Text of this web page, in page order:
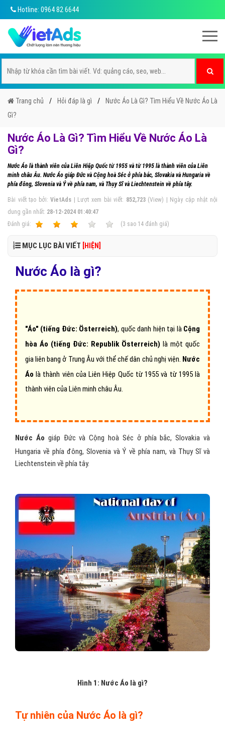
Hotline: 0964 82 6644
Trang chủ Hỏi đáp là gì
Nước Áo Là Gì? Tìm Hiểu Về Nước Áo Là
Gì?
Nước Áo Là Gì? Tìm Hiểu Về Nước Áo Là
Gì?
Nước Áo là thành viên của Liên Hiệp Quốc từ 1955 và từ 1995 là thành viên của Liên
minh châu Âu. Nước Áo giáp Đức và Cộng hoà Séc ở phía bắc, Slovakia và Hungaria về
phía đông, Slovenia và Ý về phía nam, và Thụy Sĩ và Liechtenstein về phía tây.
Bài viết tạo bởi:VietAds | Lượt xem bài viết: 852,723(View) | Ngày cập nhật nội
dung gần nhất: 28-12-2024 01:40:47
Ðánh giá:
(3 sao 14 đánh giá)
MỤC LỤC BÀI VIẾT [HIỆN]
Nước Áo là gì?
"Áo" (tiếng Đức: Österreich), quốc danh hiện tại là Cộng
hòa Áo (tiếng Đức: Republik Österreich) là một quốc
gia liên bang ở Trung Âu với thể chế dân chủ nghị viện. Nước
Áolà thành viên của Liên Hiệp Quốc từ 1955 và từ 1995 là
thành viên của Liên minh châu Âu.
Nước Áo giáp Đức và Cộng hoà Séc ở phía bắc, Slovakia và
Hungaria về phía đông, Slovenia và Ý về phía nam, và Thụy Sĩ và
Liechtenstein về phía tây.
Hình 1: Nước Áo là gì?
Tự nhiên của Nước Áo là gì?